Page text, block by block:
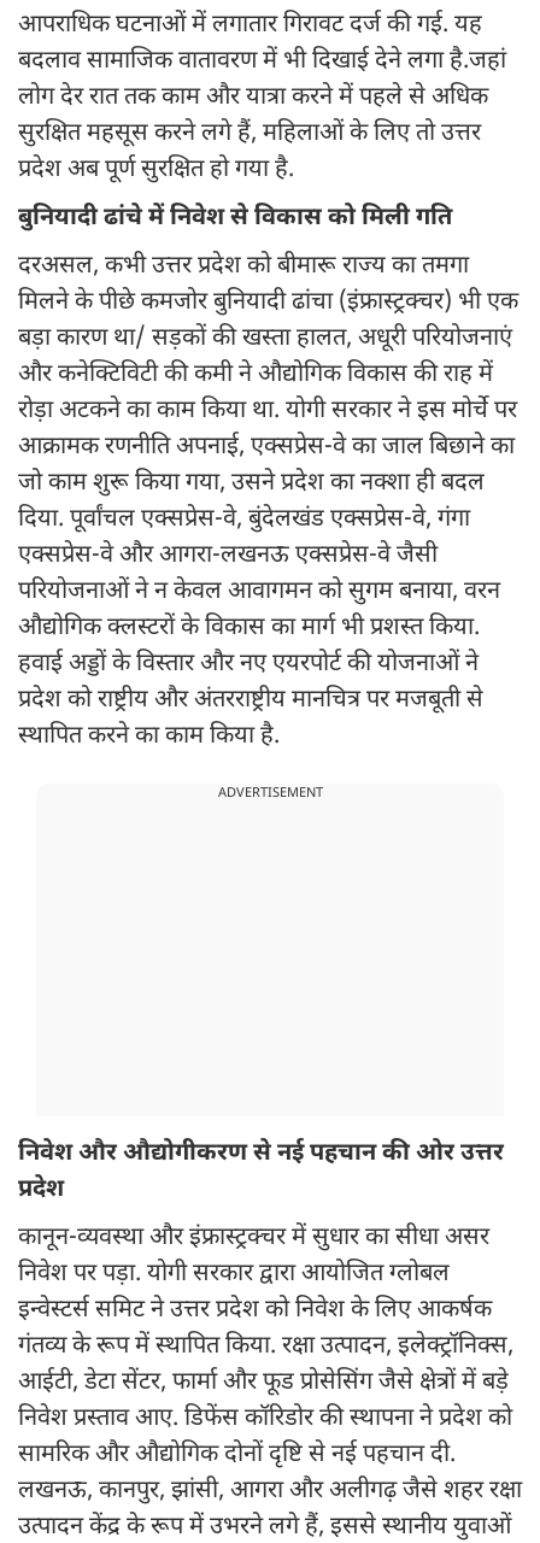
आपराधिक घटनाओं में लगातार गिरावट दर्ज की गई. यह
बदलाव सामाजिक वातावरण में भी दिखाई देने लगा है.जहां
लोग देर रात तक काम और यात्रा करने में पहले से अधिक
सुरक्षित महसूस करने लगे हैं, महिलाओं के लिए तो उत्तर
प्रदेश अब पूर्ण सुरक्षित हो गया है.
बुनियादी ढांचे में निवेश से विकास को मिली गति
दरअसल, कभी उत्तर प्रदेश को बीमारू राज्य का तमगा
मिलने के पीछे कमजोर बुनियादी ढांचा (इंफ्रास्ट्रक्चर) भी एक
बड़ा कारण था/ सड़कों की खस्ता हालत, अधूरी परियोजनाएं
और कनेक्टिविटी की कमी ने औद्योगिक विकास की राह में
रोड़ा अटकने का काम किया था. योगी सरकार ने इस मोर्चे पर
आक्रामक रणनीति अपनाई, एक्सप्रेस-वे का जाल बिछाने का
जो काम शुरू किया गया, उसने प्रदेश का नक्शा ही बदल
दिया. पूर्वांचल एक्सप्रेस-वे, बुंदेलखंड एक्सप्रेस-वे, गंगा
एक्सप्रेस-वे और आगरा-लखनऊ एक्सप्रेस-वे जैसी
परियोजनाओं ने न केवल आवागमन को सुगम बनाया, वरन
औद्योगिक क्लस्टरों के विकास का मार्ग भी प्रशस्त किया.
हवाई अड्डों के विस्तार और नए एयरपोर्ट की योजनाओं ने
प्रदेश को राष्ट्रीय और अंतरराष्ट्रीय मानचित्र पर मजबूती से
स्थापित करने का काम किया है.
ADVERTISEMENT
निवेश और औद्योगीकरण से नई पहचान की ओर उत्तर
प्रदेश
कानून-व्यवस्था और इंफ्रास्ट्रक्चर में सुधार का सीधा असर
निवेश पर पड़ा. योगी सरकार द्वारा आयोजित ग्लोबल
इन्वेस्टर्स समिट ने उत्तर प्रदेश को निवेश के लिए आकर्षक
गंतव्य के रूप में स्थापित किया. रक्षा उत्पादन, इलेक्ट्रॉनिक्स,
आईटी, डेटा सेंटर, फार्मा और फूड प्रोसेसिंग जैसे क्षेत्रों में बड़े
निवेश प्रस्ताव आए. डिफेंस कॉरिडोर की स्थापना ने प्रदेश को
सामरिक और औद्योगिक दोनों दृष्टि से नई पहचान दी.
लखनऊ, कानपुर, झांसी, आगरा और अलीगढ़ जैसे शहर रक्षा
उत्पादन केंद्र के रूप में उभरने लगे हैं, इससे स्थानीय युवाओं